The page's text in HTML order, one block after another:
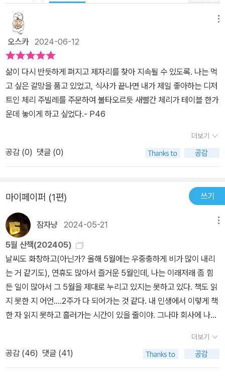
오스카2024-06-12
삶이 다시 반듯하게 펴지고 제자리를 찾아 지속될 수 있도록. 나는 먹
고 싶은 갈망을 품고 있었고, 식사가 끝나면 내가 제일 좋아하는 디저
트인 체리 주빌레를 주문하여 불타오르듯 새빨간 체리가 테이블 한가
운데 놓이게 하고 싶었다.- P46
더보기
공감 (0) 댓글 (0)
마이페이퍼 (1편) 쓰기
잠자냥 2024-05-21
5월 산책(202405)
날씨도 화창하고(아닌가? 올해 5월에는 우중충하게 비가 많이 내리
는 거 같기도), 연휴도 많아서 즐거운 5월인데, 나는 이래저래 좀 힘
든 일이 많아서 그 5월을 제대로 누리고 있지는 못하고 있다. 책도 읽
지 못한 지 어언....2주가 다 되어가는 것 같다. 내 인생에서 이렇게 책
한 자 읽지 못하고 흘러가는 시간이 있을 줄이야. 그나마 회사에 나오
어야 하므로 읽는다) 좀 기분이 나아지는 것 같기도 하다. 이런 중에
비비언 고닉 신간 <끝나지 않은 일>을 살펴보다가 “그 무엇도 책에
는 비길 수 없다. 문학작품에는 일관성을 갈구하는 열망과 어설프고
더보기
공감 (46) 댓글 (41)